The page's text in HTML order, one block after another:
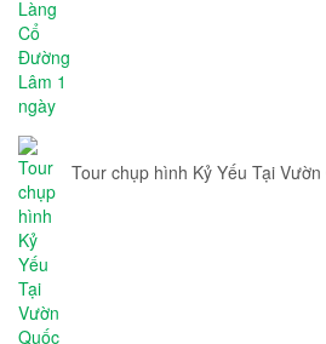
Tour chụp hình Kỷ Yếu Tại